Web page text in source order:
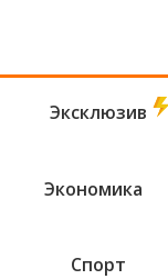
Эксклюзив
Экономика
Спорт